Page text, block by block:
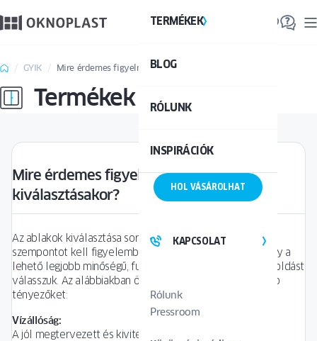
TERMÉKEK
BLOG
RÓLUNK
INSPIRÁCIÓK
HOL VÁSÁROLHAT
KAPCSOLAT
Rólunk
Pressroom
GYIK Mire érdemes figyelni az ablakok kiválasztásakor?
Termékek
Mire érdemes figyelni az ablakok
kiválasztásakor?
Az ablakok kiválasztása során számos kulcsfontosságú
szempontot kell figyelembe venni annak érdekében, hogy a
lehető legjobb minőségű, funkcionális és kényelmes megoldást
válasszuk. Az alábbiakban összegyűjtöttük a legfontosabb
tényezőket:
Vízállóság:
A jól megtervezett és kivitelezett ablakok ellenállnak a